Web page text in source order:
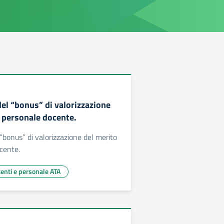
“bonus” di valorizzazione
docente.
di valorizzazione del merito
e personale ATA